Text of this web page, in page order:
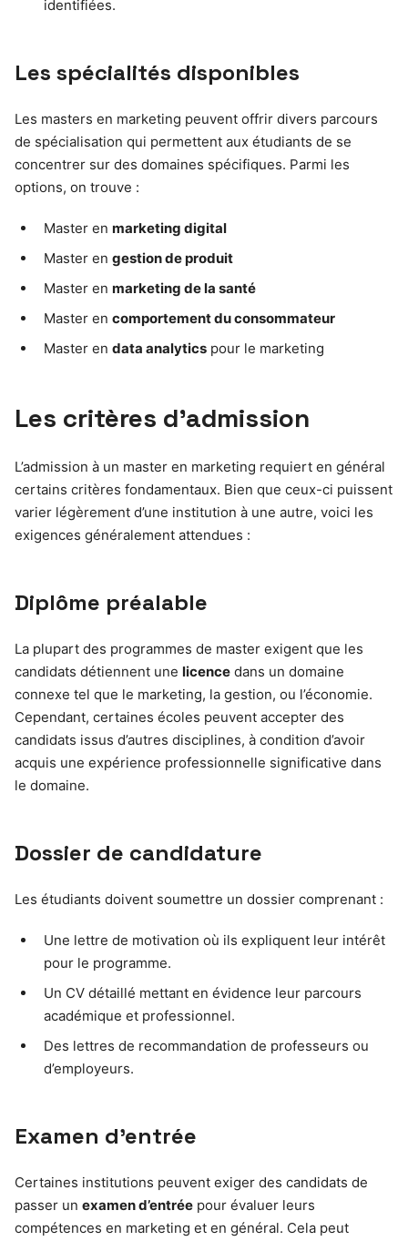
identifiées.
Les spécialités disponibles
Les masters en marketing peuvent offrir divers parcours
de spécialisation qui permettent aux étudiants de se
concentrer sur des domaines spécifiques. Parmi les
options, on trouve :
Master en marketing digital
Master en gestion de produit
Master en marketing de la santé
Master en comportement du consommateur
Master en data analytics pour le marketing
Les critères d’admission
L’admission à un master en marketing requiert en général
certains critères fondamentaux. Bien que ceux-ci puissent
varier légèrement d’une institution à une autre, voici les
exigences généralement attendues :
Diplôme préalable
La plupart des programmes de master exigent que les
candidats détiennent une licence dans un domaine
connexe tel que le marketing, la gestion, ou l’économie.
Cependant, certaines écoles peuvent accepter des
candidats issus d’autres disciplines, à condition d’avoir
acquis une expérience professionnelle significative dans
le domaine.
Dossier de candidature
Les étudiants doivent soumettre un dossier comprenant :
Une lettre de motivation où ils expliquent leur intérêt
pour le programme.
Un CV détaillé mettant en évidence leur parcours
académique et professionnel.
Des lettres de recommandation de professeurs ou
d’employeurs.
Examen d’entrée
Certaines institutions peuvent exiger des candidats de
passer un examen d’entrée pour évaluer leurs
compétences en marketing et en général. Cela peut